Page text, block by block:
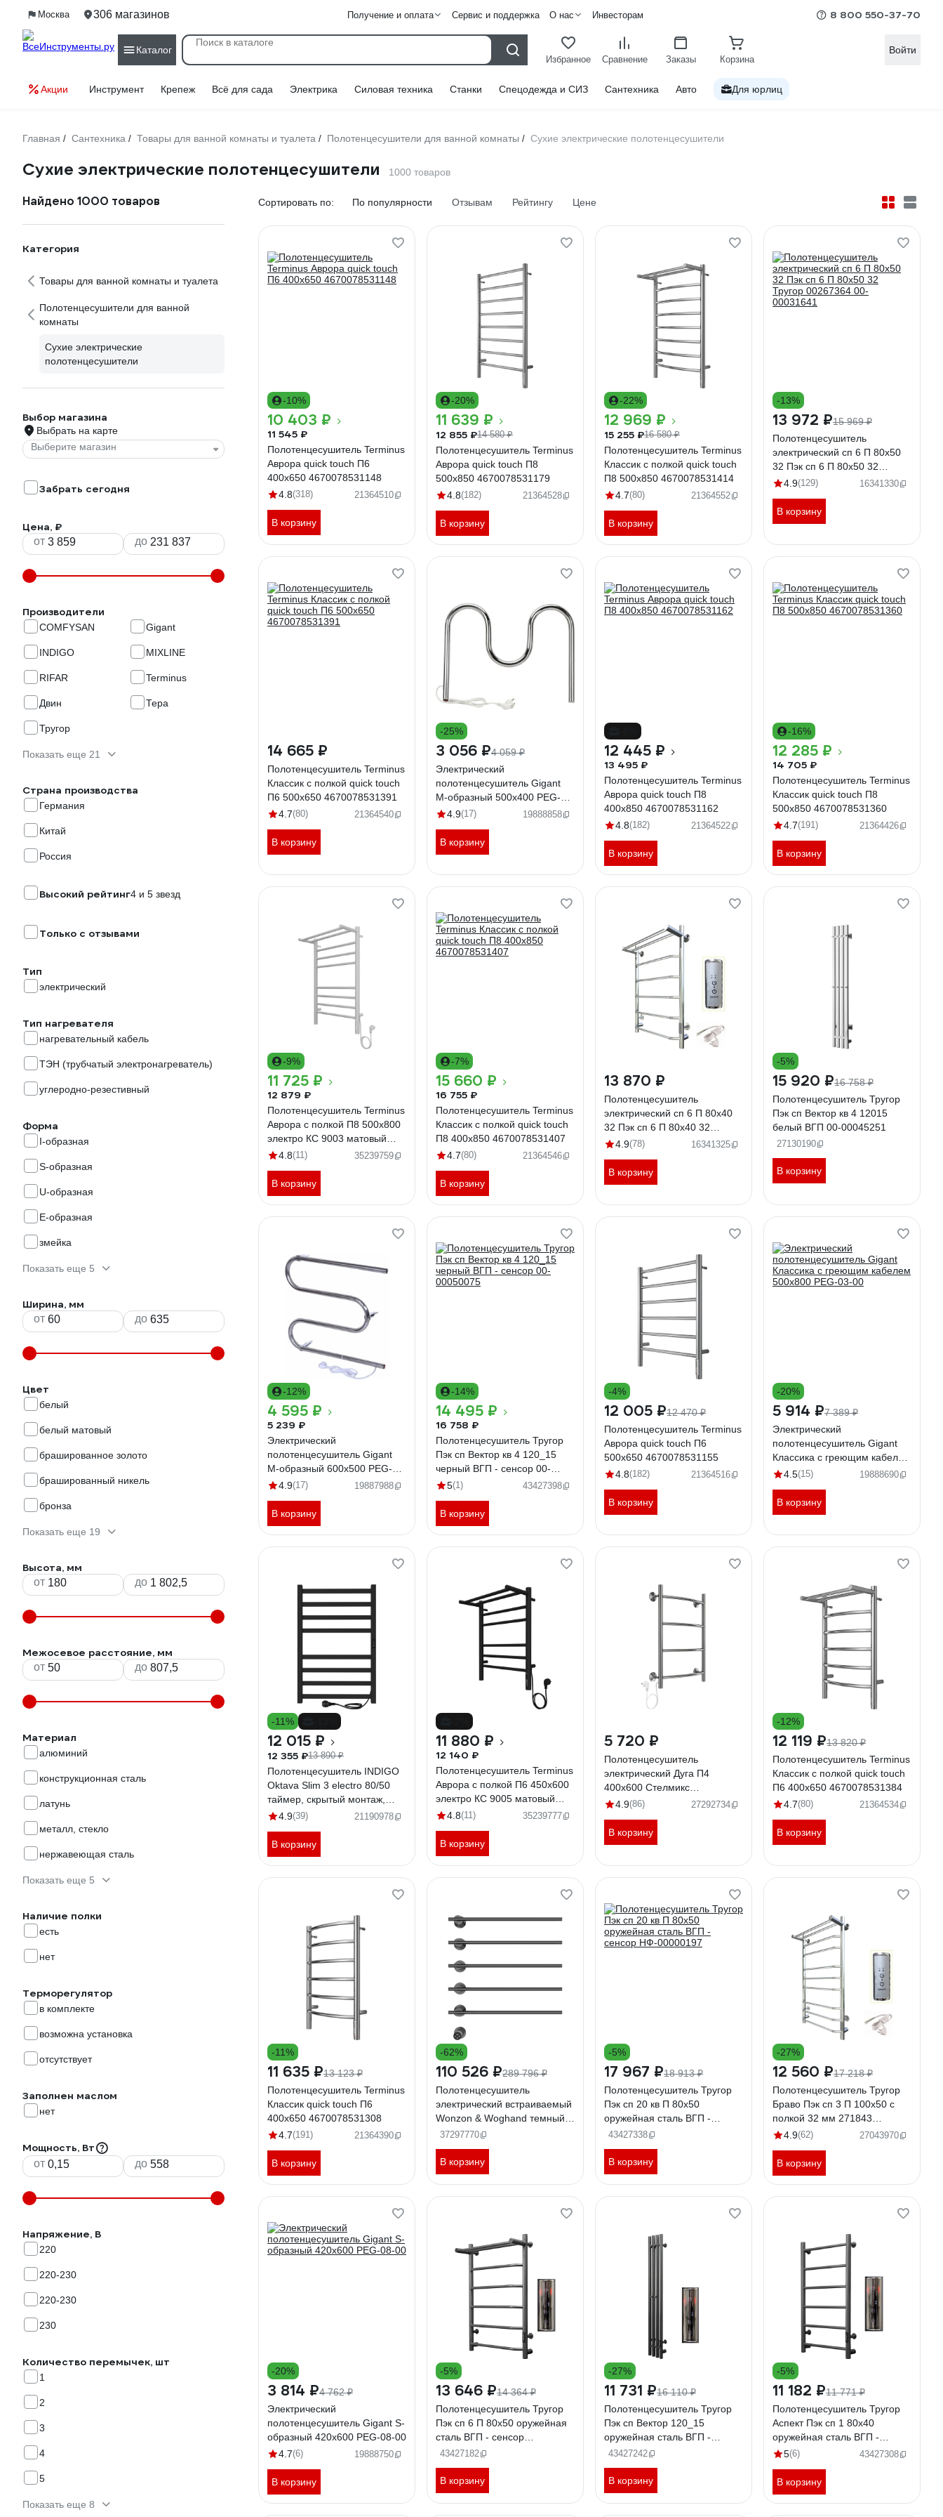
Москва 306 магазинов Получение и оплата Сервис и поддержка О нас Инвесторам 8 800 550-37-70
Каталог
Избранное Сравнение Заказы Корзина
Войти
Акции Инструмент Крепеж Всё для сада Электрика Силовая техника Станки Спецодежда и СИЗ Сантехника Авто Для юрлиц
Главная / Сантехника / Товары для ванной комнаты и туалета / Полотенцесушители для ванной комнаты / Сухие электрические полотенцесушители
Сухие электрические полотенцесушители 1000 товаров
Найдено 1000 товаров
Категория
Товары для ванной комнаты и туалета
Полотенцесушители для ванной
комнаты
Сухие электрические
полотенцесушители
Выбор магазина
Выбрать на карте
Выберите магазин
Забрать сегодня
Цена, ₽
от до
Производители
COMFYSAN Gigant
INDIGO MIXLINE
RIFAR Terminus
Двин Тера
Тругор
Показать еще 21
Страна производства
Германия
Китай
Россия
Высокий рейтинг4 и 5 звезд
Только с отзывами
Тип
электрический
Тип нагревателя
нагревательный кабель
ТЭН (трубчатый электронагреватель)
углеродно-резестивный
Форма
I-образная
S-образная
U-образная
Е-образная
змейка
Показать еще 5
Ширина, мм
от до
Цвет
белый
белый матовый
брашированное золото
брашированный никель
бронза
Показать еще 19
Высота, мм
от до
Межосевое расстояние, мм
от до
Материал
алюминий
конструкционная сталь
латунь
металл, стекло
нержавеющая сталь
Показать еще 5
Наличие полки
есть
нет
Терморегулятор
в комплекте
возможна установка
отсутствует
Заполнен маслом
нет
Мощность, Вт
от до
Напряжение, В
220
220-230
220-230
230
Количество перемычек, шт
1
2
3
4
5
Показать еще 8
Сортировать по: По популярности Отзывам Рейтингу Цене
-10%
10 403 ₽
11 545 ₽
Полотенцесушитель Terminus
Аврора quick touch П6
400x650 4670078531148
4.8(318) 21364510
В корзину
-20%
11 639 ₽
12 855 ₽14 580 ₽
Полотенцесушитель Terminus
Аврора quick touch П8
500x850 4670078531179
4.8(182) 21364528
В корзину
-22%
12 969 ₽
15 255 ₽16 580 ₽
Полотенцесушитель Terminus
Классик с полкой quick touch
П8 500x850 4670078531414
4.7(80) 21364552
В корзину
-13%
13 972 ₽15 969 ₽
Полотенцесушитель
электрический сп 6 П 80х50
32 Пэк сп 6 П 80х50 32
Тругор 00267364 00-
4.9(129) 16341330
В корзину
14 665 ₽
Полотенцесушитель Terminus
Классик с полкой quick touch
П6 500x650 4670078531391
4.7(80) 21364540
В корзину
-25%
3 056 ₽4 059 ₽
Электрический
полотенцесушитель Gigant
М-образный 500x400 PEG-
04-00
4.9(17) 19888858
В корзину
12 445 ₽
13 495 ₽
Полотенцесушитель Terminus
Аврора quick touch П8
400x850 4670078531162
4.8(182) 21364522
В корзину
-16%
12 285 ₽
14 705 ₽
Полотенцесушитель Terminus
Классик quick touch П8
500x850 4670078531360
4.7(191) 21364426
В корзину
-9%
11 725 ₽
12 879 ₽
Полотенцесушитель Terminus
Аврора с полкой П8 500x800
электро КС 9003 матовый
4670078554208
4.8(11) 35239759
В корзину
-7%
15 660 ₽
16 755 ₽
Полотенцесушитель Terminus
Классик с полкой quick touch
П8 400x850 4670078531407
4.7(80) 21364546
В корзину
13 870 ₽
Полотенцесушитель
электрический сп 6 П 80х40
32 Пэк сп 6 П 80х40 32
Тругор 00267363 00-
4.9(78) 16341325
В корзину
-5%
15 920 ₽16 758 ₽
Полотенцесушитель Тругор
Пэк сп Вектор кв 4 12015
белый ВГП 00-00045251
27130190
В корзину
-12%
4 595 ₽
5 239 ₽
Электрический
полотенцесушитель Gigant
М-образный 600x500 PEG-
05-00
4.9(17) 19887988
В корзину
-14%
14 495 ₽
16 758 ₽
Полотенцесушитель Тругор
Пэк сп Вектор кв 4 120_15
черный ВГП - сенсор 00-
00050075
5(1) 43427398
В корзину
-4%
12 005 ₽12 470 ₽
Полотенцесушитель Terminus
Аврора quick touch П6
500x650 4670078531155
4.8(182) 21364516
В корзину
-20%
5 914 ₽7 389 ₽
Электрический
полотенцесушитель Gigant
Классика с греющим кабелем
500x800 PEG-03-00
4.5(15) 19888690
В корзину
-11%
12 015 ₽
12 355 ₽13 890 ₽
Полотенцесушитель INDIGO
Oktava Slim 3 electro 80/50
таймер, скрытый монтаж,
универсальное подключение
4.9(39) 21190978
В корзину
11 880 ₽
12 140 ₽
Полотенцесушитель Terminus
Аврора с полкой П6 450x600
электро КС 9005 матовый
4670078556912
4.8(11) 35239777
В корзину
5 720 ₽
Полотенцесушитель
электрический Дуга П4
400x600 Стелмикс
4670078543042
4.9(86) 27292734
В корзину
-12%
12 119 ₽13 820 ₽
Полотенцесушитель Terminus
Классик с полкой quick touch
П6 400x650 4670078531384
4.7(80) 21364534
В корзину
-11%
11 635 ₽13 123 ₽
Полотенцесушитель Terminus
Классик quick touch П6
400x650 4670078531308
4.7(191) 21364390
В корзину
-62%
110 526 ₽289 796 ₽
Полотенцесушитель
электрический встраиваемый
Wonzon & Woghand темный
графит WW-A365-GM
37297770
В корзину
-5%
17 967 ₽18 913 ₽
Полотенцесушитель Тругор
Пэк сп 20 кв П 80х50
оружейная сталь ВГП -
сенсор НФ-00000197
43427338
В корзину
-27%
12 560 ₽17 218 ₽
Полотенцесушитель Тругор
Браво Пэк сп 3 П 100x50 с
полкой 32 мм 271843
00271843 00-00033504
4.9(62) 27043970
В корзину
-20%
3 814 ₽4 762 ₽
Электрический
полотенцесушитель Gigant S-
образный 420x600 PEG-08-00
4.7(6) 19888750
В корзину
-5%
13 646 ₽14 364 ₽
Полотенцесушитель Тругор
Пэк сп 6 П 80х50 оружейная
сталь ВГП - сенсор
НФ-00000198
43427182
В корзину
-27%
11 731 ₽16 110 ₽
Полотенцесушитель Тругор
Пэк сп Вектор 120_15
оружейная сталь ВГП -
сенсор НФ-00000138
43427242
В корзину
-5%
11 182 ₽11 771 ₽
Полотенцесушитель Тругор
Аспект Пэк сп 1 80х40
оружейная сталь ВГП -
сенсор НФ-00000190
5(6) 43427308
В корзину